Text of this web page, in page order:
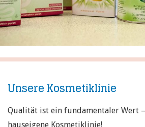
Unsere Kosmetiklinie
Qualität ist ein fundamentaler Wert
hauseigene Kosmetiklinie!